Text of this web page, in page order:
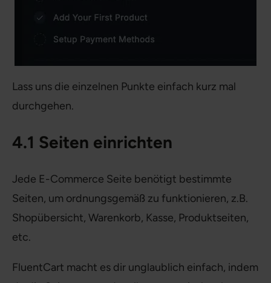
Lass uns die einzelnen Punkte einfach kurz mal
durchgehen.
4.1 Seiten einrichten
Jede E-Commerce Seite benötigt bestimmte
Seiten, um ordnungsgemäß zu funktionieren, z.B.
Shopübersicht, Warenkorb, Kasse, Produktseiten,
etc.
FluentCart macht es dir unglaublich einfach, indem